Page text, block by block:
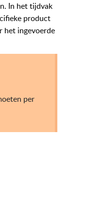
In het tijdvak
product
het ingevoerde
per